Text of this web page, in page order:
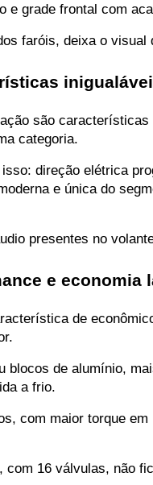
e grade frontal com
faróis, deixa o
são
categoria.
direção elétrica
e única do
presentes no
e economia
de
blocos de alumínio,
a frio.
com maior torque
com 16 válvulas, não